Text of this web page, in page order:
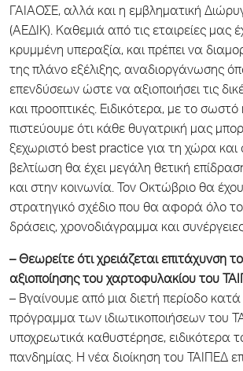
ΓΑΙΑΟΣΕ, αλλά και η εμβληματική
(ΑΕΔΙΚ). Καθεμιά από τις εταιρείες μας
κρυμμένη υπεραξία, και πρέπει να
της πλάνο εξέλιξης, αναδιοργάνωσης
επενδύσεων ώστε να αξιοποιήσει τις
και προοπτικές. Ειδικότερα, με το
πιστεύουμε ότι κάθε θυγατρική μας
ξεχωριστό best practice για τη χώρα και
βελτίωση θα έχει μεγάλη θετική
και στην κοινωνία. Τον Οκτώβριο θα
στρατηγικό σχέδιο που θα αφορά όλο
δράσεις, χρονοδιάγραμμα και
– Θεωρείτε ότι χρειάζεται επιτάχυνση
αξιοποίησης του χαρτοφυλακίου του
– Βγαίνουμε από μια διετή περίοδο
πρόγραμμα των ιδιωτικοποιήσεων του
υποχρεωτικά καθυστέρησε, ειδικότερα
πανδημίας. Η νέα διοίκηση του ΤΑΙΠΕΔ